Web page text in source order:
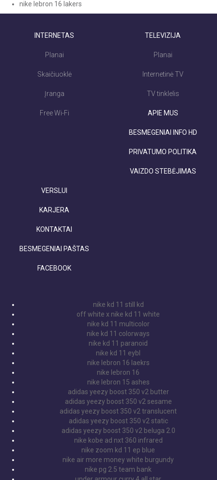
nike lebron 16 lakers
INTERNETAS
Planai
Skaičiuoklė
Įranga
Free Wi-Fi
TELEVIZIJA
Planai
Internetinė TV
TV tinklelis
APIE MUS
BESMEGENIAI INFO HD
PRIVATUMO POLITIKA
VAIZDO STEBĖJIMAS
VERSLUI
KARJERA
KONTAKTAI
BESMEGENIAI PAŠTAS
FACEBOOK
nike kd 11 still kd
off white x nike kd 11 white
nike kd 11 multicolor
nike kd 11 colorways
nike kd 11 paranoid
nike kd 11 eybl
nike lebron 16 laekrs
nike lebron 16
nike lebron 15 ashes
adidas yeezy boost 350 v2 butter
adidas yeezy boost 350 v2 sesame
adidas yeezy boost 350 v2 translucent
adidas yeezy boost 350 v2 static
adidas yeezy boost 350 v2 beluga 2.0
nike kobe ad nxt 360 infrared
nike zoom kd 11 ep blue
nike air more money white burgundy
nike pg 2.5 team bank